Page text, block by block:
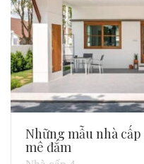
Những mẫu nhà
mê đắm